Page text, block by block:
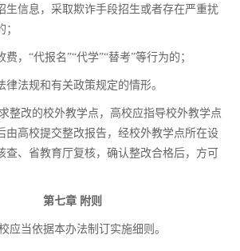
生信息，采取欺诈手段招生或者存在严重扰
费，“代报名”“代学”“替考”等行为的；
律法规和有关政策规定的情形。
整改的校外教学点，高校应指导校外教学点
由高校提交整改报告，经校外教学点所在设
查、省教育厅复核，确认整改合格后，方可
第七章 附则
应当依据本办法制订实施细则。